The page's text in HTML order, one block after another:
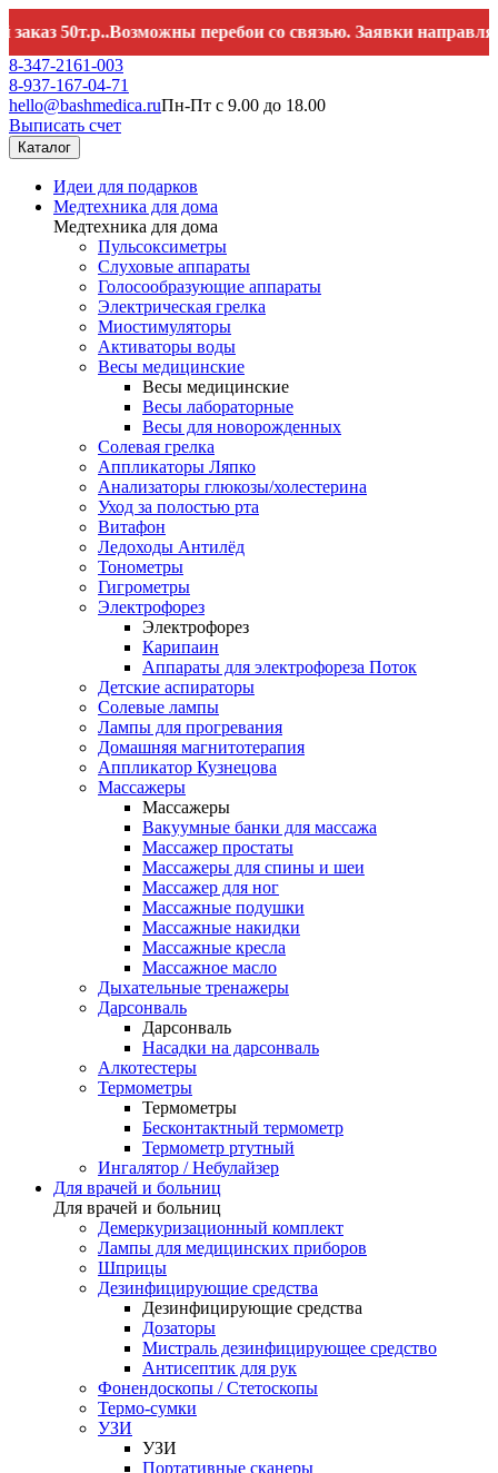
перебои со связью. Заявки направляйте
8-347-2161-003
8-937-167-04-71
hello@bashmedica.ruПн-Пт с 9.00 до 18.00
Выписать счет
Каталог
Идеи для подарков
Медтехника для дома
Медтехника для дома
Пульсоксиметры
Слуховые аппараты
Голосообразующие аппараты
Электрическая грелка
Миостимуляторы
Активаторы воды
Весы медицинские
Весы медицинские
Весы лабораторные
Весы для новорожденных
Солевая грелка
Аппликаторы Ляпко
Анализаторы глюкозы/холестерина
Уход за полостью рта
Витафон
Ледоходы Антилёд
Тонометры
Гигрометры
Электрофорез
Электрофорез
Карипаин
Аппараты для электрофореза Поток
Детские аспираторы
Солевые лампы
Лампы для прогревания
Домашняя магнитотерапия
Аппликатор Кузнецова
Массажеры
Массажеры
Вакуумные банки для массажа
Массажер простаты
Массажеры для спины и шеи
Массажер для ног
Массажные подушки
Массажные накидки
Массажные кресла
Массажное масло
Дыхательные тренажеры
Дарсонваль
Дарсонваль
Насадки на дарсонваль
Алкотестеры
Термометры
Термометры
Бесконтактный термометр
Термометр ртутный
Ингалятор / Небулайзер
Для врачей и больниц
Для врачей и больниц
Демеркуризационный комплект
Лампы для медицинских приборов
Шприцы
Дезинфицирующие средства
Дезинфицирующие средства
Дозаторы
Мистраль дезинфицирующее средство
Антисептик для рук
Фонендоскопы / Стетоскопы
Термо-сумки
УЗИ
УЗИ
Портативные сканеры